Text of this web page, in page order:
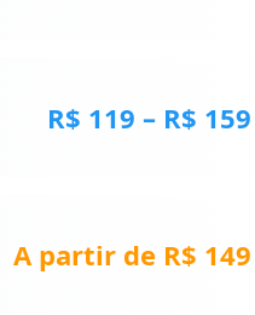
R$ 119 – R$ 159
A partir de R$ 149